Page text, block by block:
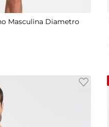
Masculina Diametro